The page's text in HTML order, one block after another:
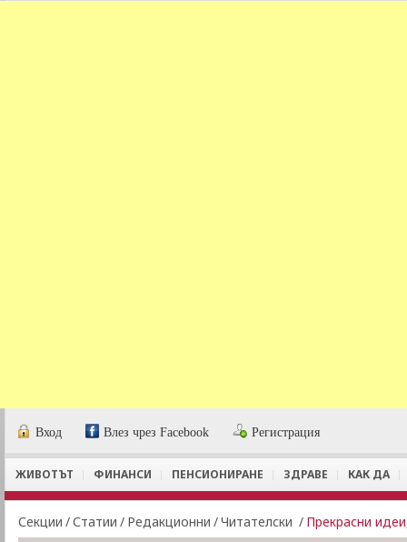
Вход Влез чрез Facebook Регистрация
ЖИВОТЪТ ФИНАНСИ ПЕНСИОНИРАНЕ ЗДРАВЕ КАК ДА
Секции /Статии / Редакционни /Читателски / Прекрасни